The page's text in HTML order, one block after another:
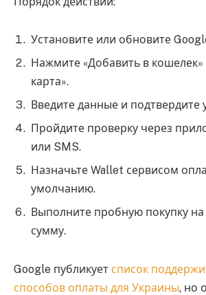
Установите или обновите
Нажмите «Добавить в
карта».
Введите данные и подтвердите
Пройдите проверку через
или SMS.
Назначьте Wallet сервисом
умолчанию.
Выполните пробную покупку
сумму.
Google публикует список
способов оплаты для Украины, но